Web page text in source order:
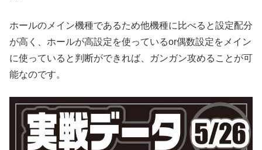
ホールのメイン機種であるため他機種に比べると設定配分
が高く、ホールが高設定を使っているor偶数設定をメイン
に使っていると判断ができれば、ガンガン攻めることが可
能なのです。